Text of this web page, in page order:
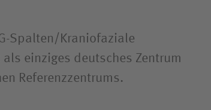
Spalten/Kraniofaziale
einziges deutsches Zentrum
Referenzzentrums.